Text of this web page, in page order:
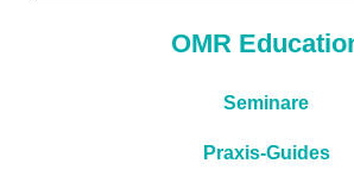
OMR
Seminare
Praxis-Guides